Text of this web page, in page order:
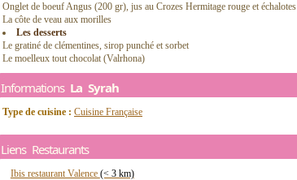
Onglet de boeuf Angus (200 gr), jus au Crozes Hermitage rouge et échalotes
La côte de veau aux morilles
Les desserts
Le gratiné de clémentines, sirop punché et sorbet
Le moelleux tout chocolat (Valrhona)
Informations La Syrah
Type de cuisine : Cuisine Française
Liens Restaurants
Ibis restaurant Valence (< 3 km)